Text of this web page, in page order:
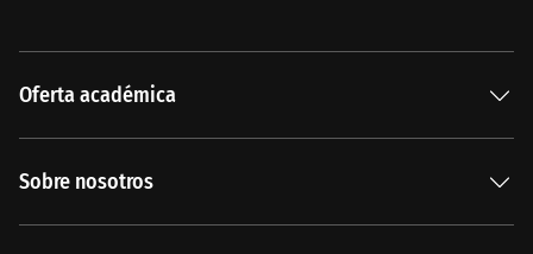
Oferta académica
Sobre nosotros